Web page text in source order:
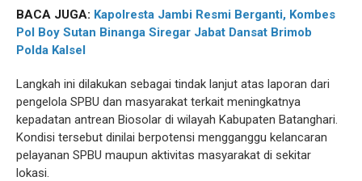
BACA JUGA: Kapolresta Jambi Resmi Berganti, Kombes
Pol Boy Sutan Binanga Siregar Jabat Dansat Brimob
Polda Kalsel
Langkah ini dilakukan sebagai tindak lanjut atas laporan dari
pengelola SPBU dan masyarakat terkait meningkatnya
kepadatan antrean Biosolar di wilayah Kabupaten Batanghari.
Kondisi tersebut dinilai berpotensi mengganggu kelancaran
pelayanan SPBU maupun aktivitas masyarakat di sekitar
lokasi.